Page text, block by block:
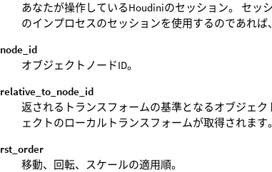
あなたが操作しているHoudiniのセッション。 セッ
のインプロセスのセッションを使用するのであれば
node_id
オブジェクトノードID。
relative_to_node_id
返されるトランスフォームの基準となるオブジェ
ェクトのローカルトランスフォームが取得されます。
rst_order
移動、回転、スケールの適用順。